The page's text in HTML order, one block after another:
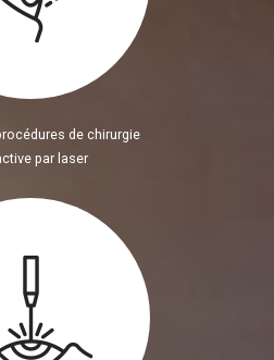
de chirurgie
par laser